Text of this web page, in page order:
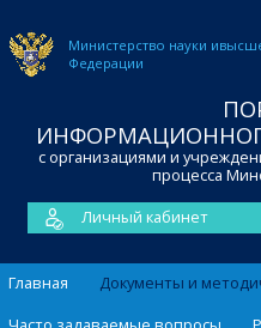
Министерство науки и
Федерации
с организациями и
процесса
Личный кабинет
Главная
Документы и